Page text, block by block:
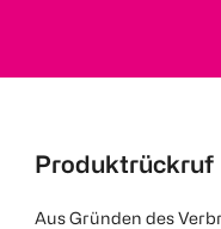
Produktrückruf
Aus Gründen des